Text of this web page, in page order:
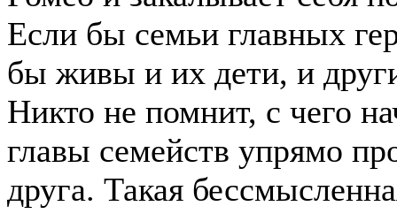
Если бы семьи главных
бы живы и их дети, и
Никто не помнит, с чего
главы семейств упрямо
друга. Такая